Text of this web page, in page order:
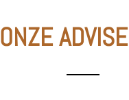
ONZE